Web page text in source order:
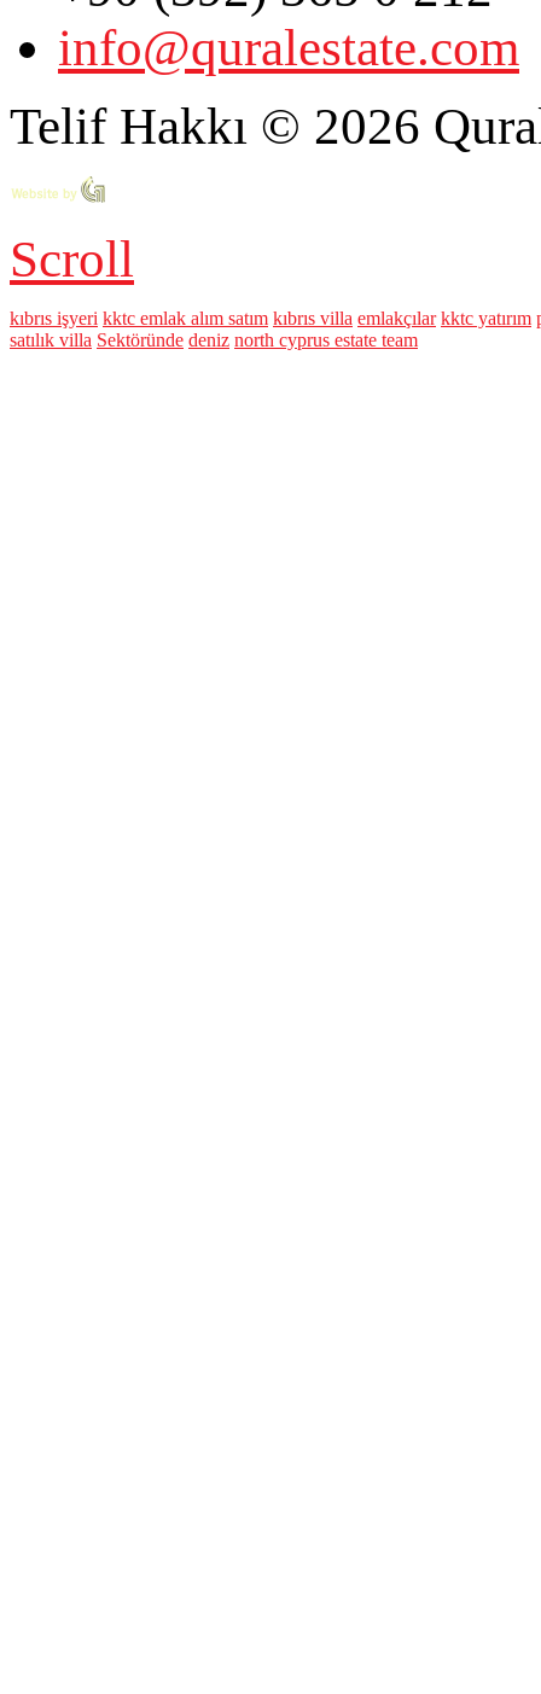
info@quralestate.com
Telif Hakkı © 2026
Scroll
kıbrıs işyeri kktc emlak alım satım kıbrıs villa emlakçılar kktc yatırım
satılık villa Sektöründe deniz north cyprus estate team